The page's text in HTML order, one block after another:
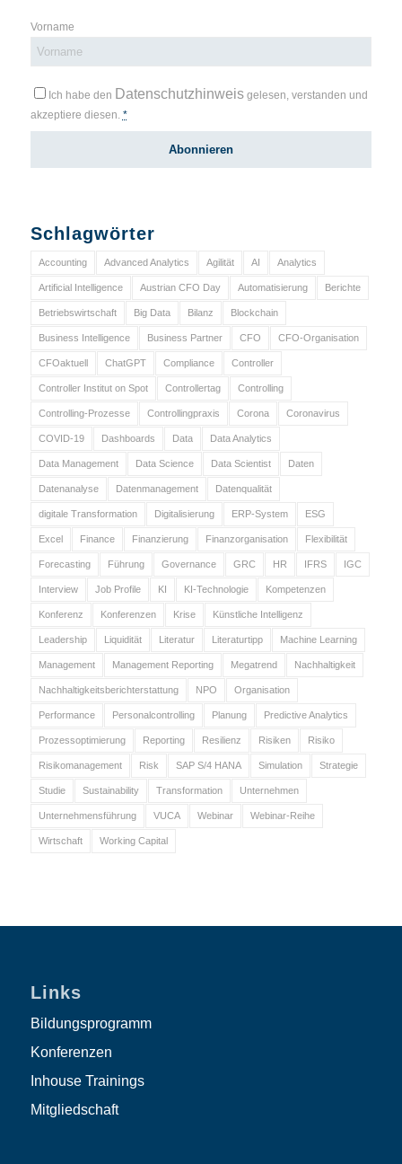
Vorname
Ich habe den Datenschutzhinweisgelesen, verstanden und
akzeptiere diesen. *
Schlagwörter
Accounting Advanced Analytics Agilität AI Analytics
Artificial Intelligence Austrian CFO Day Automatisierung Berichte
Betriebswirtschaft Big Data Bilanz Blockchain
Business Intelligence Business Partner CFO CFO-Organisation
CFOaktuell ChatGPT Compliance Controller
Controller Institut on Spot Controllertag Controlling
Controlling-Prozesse Controllingpraxis Corona Coronavirus
COVID-19 Dashboards Data Data Analytics
Data Management Data Science Data Scientist Daten
Datenanalyse Datenmanagement Datenqualität
digitale Transformation Digitalisierung ERP-System ESG
Excel Finance Finanzierung Finanzorganisation Flexibilität
Forecasting Führung Governance GRC HR IFRS IGC
Interview Job Profile KI KI-Technologie Kompetenzen
Konferenz Konferenzen Krise Künstliche Intelligenz
Leadership Liquidität Literatur Literaturtipp Machine Learning
Management Management Reporting Megatrend Nachhaltigkeit
Nachhaltigkeitsberichterstattung NPO Organisation
Performance Personalcontrolling Planung Predictive Analytics
Prozessoptimierung Reporting Resilienz Risiken Risiko
Risikomanagement Risk SAP S/4 HANA Simulation Strategie
Studie Sustainability Transformation Unternehmen
Unternehmensführung VUCA Webinar Webinar-Reihe
Wirtschaft Working Capital
Links
Bildungsprogramm
Konferenzen
Inhouse Trainings
Mitgliedschaft